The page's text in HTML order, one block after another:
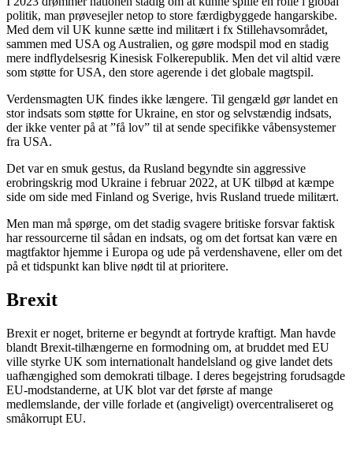
politik, man prøvesejler netop to store færdigbyggede hangarskibe.
Med dem vil UK kunne sætte ind militært i fx Stillehavsområdet,
sammen med USA og Australien, og gøre modspil mod en stadig
mere indflydelsesrig Kinesisk Folkerepublik. Men det vil altid være
som støtte for USA, den store agerende i det globale magtspil.
Verdensmagten UK findes ikke længere. Til gengæld gør landet en
stor indsats som støtte for Ukraine, en stor og selvstændig indsats,
der ikke venter på at ”få lov” til at sende specifikke våbensystemer
fra USA.
Det var en smuk gestus, da Rusland begyndte sin aggressive
erobringskrig mod Ukraine i februar 2022, at UK tilbød at kæmpe
side om side med Finland og Sverige, hvis Rusland truede militært.
Men man må spørge, om det stadig svagere britiske forsvar faktisk
har ressourcerne til sådan en indsats, og om det fortsat kan være en
magtfaktor hjemme i Europa og ude på verdenshavene, eller om det
på et tidspunkt kan blive nødt til at prioritere.
Brexit
Brexit er noget, briterne er begyndt at fortryde kraftigt. Man havde
blandt Brexit-tilhængerne en formodning om, at bruddet med EU
ville styrke UK som internationalt handelsland og give landet dets
uafhængighed som demokrati tilbage. I deres begejstring forudsagde
EU-modstanderne, at UK blot var det første af mange
medlemslande, der ville forlade et (angiveligt) overcentraliseret og
småkorrupt EU.